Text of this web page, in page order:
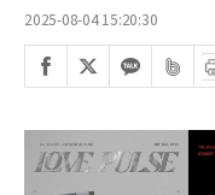
2025-08-04 15:20:30